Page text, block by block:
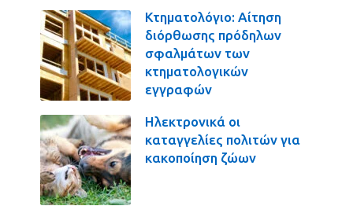
Κτηματολόγιο: Αίτηση
διόρθωσης πρόδηλων
σφαλμάτων των
κτηματολογικών
εγγραφών
Ηλεκτρονικά οι
καταγγελίες πολιτών για
κακοποίηση ζώων